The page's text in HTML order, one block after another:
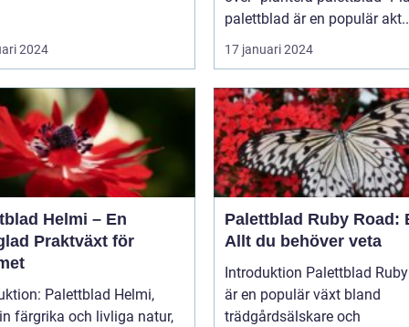
2024
palettblad är en populär
17 januari 2024
Helmi – En
Praktväxt för
Palettblad Helmi,
färgrika och livliga natur,
Palettblad Ruby Road:
Allt du behöver veta
Introduktion Palettblad Ruby Road
är en populär växt bland
trädgårdsälskare och